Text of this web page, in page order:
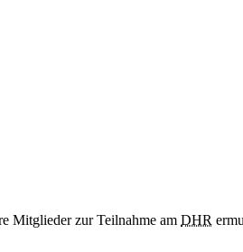
Mitglieder zur Teilnahme am DHR